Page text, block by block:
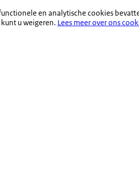
en analytische cookies
u weigeren. Lees meer over ons